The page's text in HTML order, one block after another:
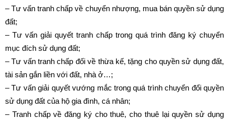
– Tư vấn tranh chấp về chuyển nhượng, mua bán quyền sử dụng
đất;
– Tư vấn giải quyết tranh chấp trong quá trình đăng ký chuyển
mục đích sử dụng đất;
– Tư vấn tranh chấp đối về thừa kế, tặng cho quyền sử dụng đất,
tài sản gắn liền với đất, nhà ở…;
– Tư vấn giải quyết vướng mắc trong quá trình chuyển đổi quyền
sử dụng đất của hộ gia đình, cá nhân;
– Tranh chấp về đăng ký cho thuê, cho thuê lại quyền sử dụng